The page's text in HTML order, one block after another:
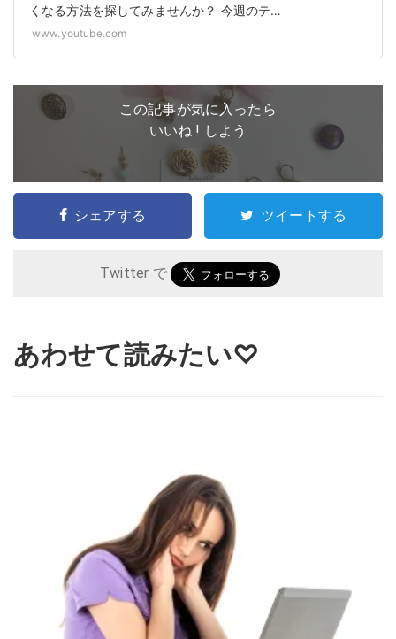
くなる方法を探してみませんか？ 今週のテ…
www.youtube.com
この記事が気に入ったら
いいね ! しよう
シェアする ツイートする
Twitter で
あわせて読みたい♡